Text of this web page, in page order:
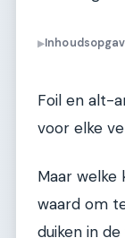
▶
Foil en alt-
voor elke
Maar
waard om
duiken in